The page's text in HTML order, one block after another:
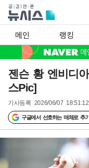
메인 랭킹
젠슨 황 엔비디
스Pic]
기사등록 2026/06/07 18:51:12
구글에서 선호하는 매체로 추가